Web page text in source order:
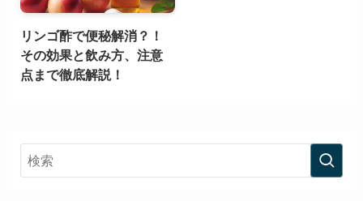
リンゴ酢で便秘解消？！
その効果と飲み方、注意
点まで徹底解説！